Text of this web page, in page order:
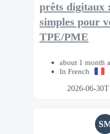
prêts digitaux
simples pour
TPE/PME
about 1 month
In French
2026-06-